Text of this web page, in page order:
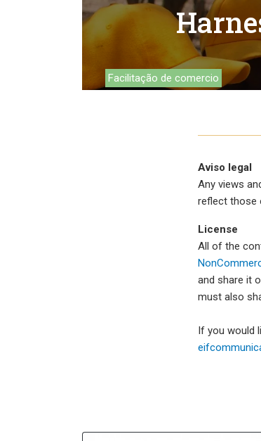
Facilitação de comercio
Aviso legal
Any views
reflect those
License
All of the
and share it
must also
If you would